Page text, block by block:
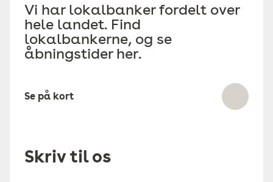
Vi har lokalbanker fordelt over
hele landet. Find
lokalbankerne, og se
åbningstider her.
Se på kort
Skriv til os